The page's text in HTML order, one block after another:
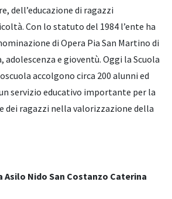
dell’educazione di ragazzi
Con lo statuto del 1984 l’ente ha
di Opera Pia San Martino di
e gioventù. Oggi la Scuola
accolgono circa 200 alunni ed
servizio educativo importante per la
dei ragazzi nella valorizzazione della
Asilo Nido San Costanzo Caterina